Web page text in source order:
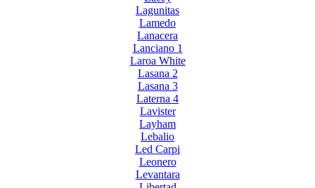
Lagunitas
Lamedo
Lanacera
Lanciano 1
Laroa White
Lasana 2
Lasana 3
Laterna 4
Lavister
Layham
Lebalio
Led Carpi
Leonero
Levantara